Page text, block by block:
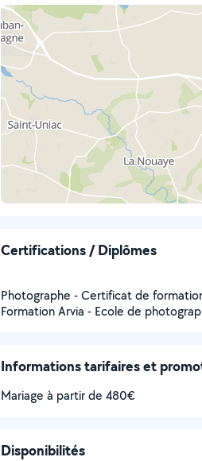
Certifications / Diplômes
Photographe - Certificat de
Formation Arvia - Ecole de
Informations tarifaires et
Mariage à partir de 480€
Disponibilités